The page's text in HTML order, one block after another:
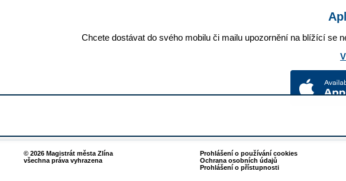
Chcete dostávat do svého mobilu či mailu upozornění na blížící se
© 2026 Magistrát města Zlína
všechna práva vyhrazena
Prohlášení o používání cookies
Ochrana osobních údajů
Prohlášení o přístupnosti